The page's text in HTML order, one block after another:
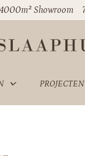
4000m² Showroom
PROJECTEN